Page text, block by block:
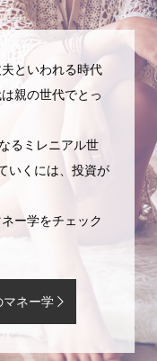
といわれる時代
親の世代でとっ
るミレニアル世
いくには、投資が
ー学をチェック
マネー学